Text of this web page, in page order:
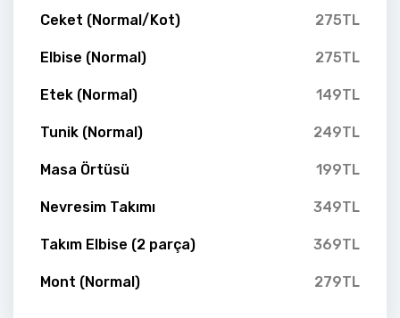
Ceket (Normal/Kot) 275TL
Elbise (Normal) 275TL
Etek (Normal) 149TL
Tunik (Normal) 249TL
Masa Örtüsü 199TL
Nevresim Takımı 349TL
Takım Elbise (2 parça) 369TL
Mont (Normal) 279TL